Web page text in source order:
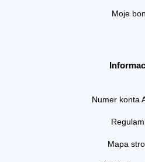
Moje
Numer konta
Mapa